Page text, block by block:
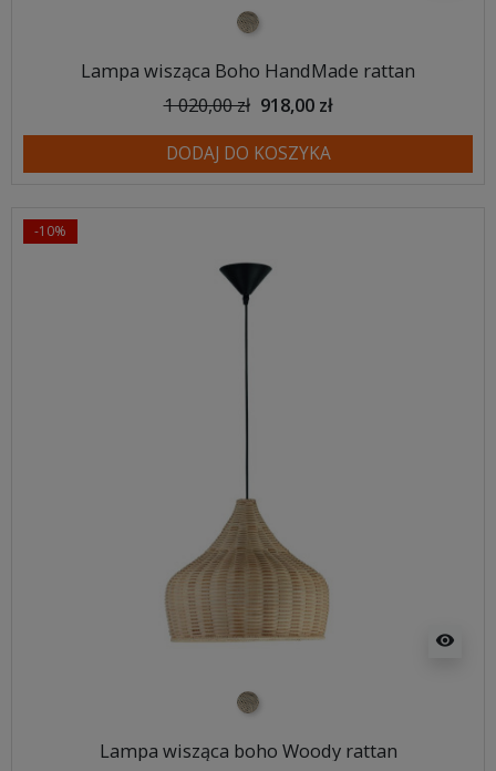
naturalna plecionka
Lampa wisząca Boho HandMade rattan
1 020,00 zł 918,00 zł
DODAJ DO KOSZYKA
-10%
visibility
naturalna plecionka
Lampa wisząca boho Woody rattan